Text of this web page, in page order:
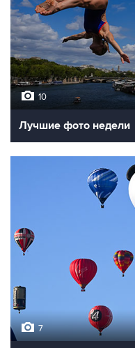
10
Лучшие фото недели
7